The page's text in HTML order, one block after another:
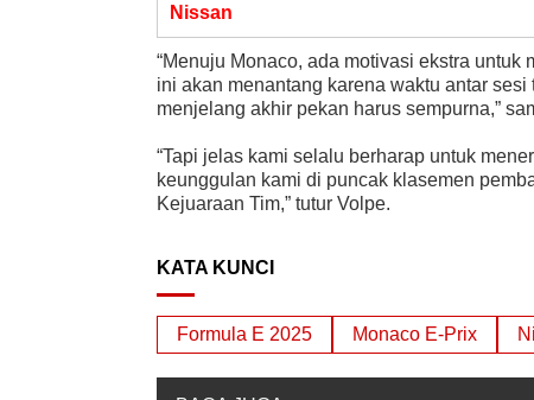
Nissan
“Menuju Monaco, ada motivasi ekstra
ini akan menantang karena waktu antar
menjelang akhir pekan harus sempurna,”
“Tapi jelas kami selalu berharap untuk
keunggulan kami di puncak klasemen
Kejuaraan Tim,” tutur Volpe.
KATA KUNCI
Formula E 2025 Monaco E-Prix